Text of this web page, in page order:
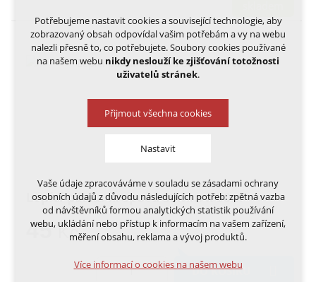
Lepící páska krepová 38mm x 50m
45Kč
DO KOŠÍKU
Potřebujeme nastavit cookies a související technologie, aby
zobrazovaný obsah odpovídal vašim potřebám a vy na webu
nalezli přesně to, co potřebujete. Soubory cookies používané
na našem webu nikdy neslouží ke zjišťování totožnosti
uživatelů stránek.
Přijmout všechna cookies
Nastavit
Technická cookies
nutná pro provozování webu
udržení kontextu stránek (session): případná
přihlášení, volby jazyka, apod.
Volitelná cookies
analytická pro anonymizované vyhodnocení
Vaše údaje zpracováváme v souladu se zásadami ochrany
osobních údajů z důvodu následujících potřeb: zpětná vazba
od návštěvníků formou analytických statistik používání
webu, ukládání nebo přístup k informacím na vašem zařízení,
měření obsahu, reklama a vývoj produktů.
Více informací o cookies na našem webu